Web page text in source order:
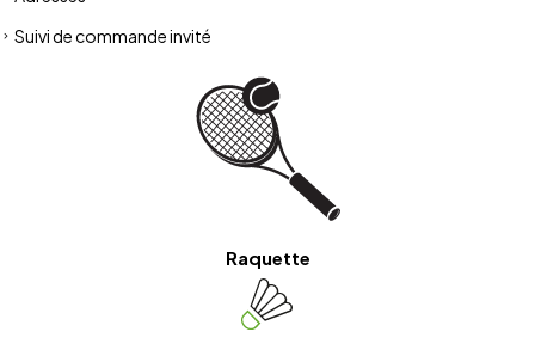
Suivi de commande invité
Raquette